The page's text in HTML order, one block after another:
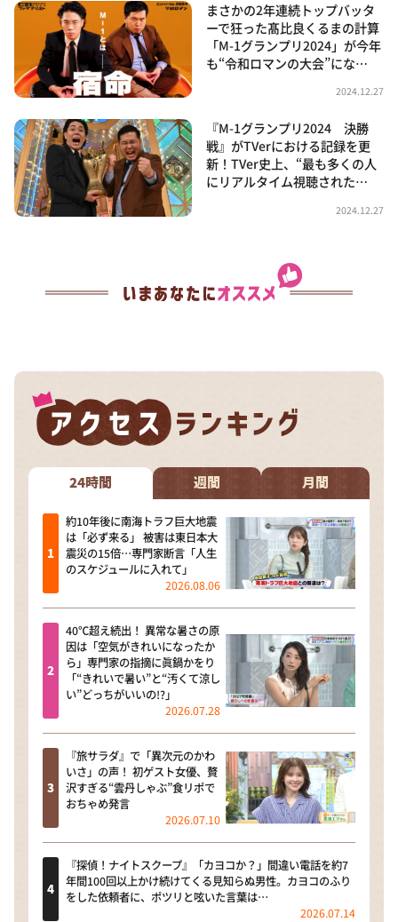
まさかの2年連続トップバッタ
ーで狂った髙比良くるまの計算
「M-1グランプリ2024」が今年
も“令和ロマンの大会”にな…
2024.12.27
『M-1グランプリ2024 決勝
戦』がTVerにおける記録を更
新！TVer史上、“最も多くの人
にリアルタイム視聴された…
2024.12.27
24時間 週間 月間
約10年後に南海トラフ巨大地震
は「必ず来る」 被害は東日本大
震災の15倍…専門家断言「人生
のスケジュールに入れて」
2026.08.06
40℃超え続出！ 異常な暑さの原
因は「空気がきれいになったか
ら」専門家の指摘に眞鍋かをり
「“きれいで暑い”と“汚くて涼し
い”どっちがいいの!?」
2026.07.28
『旅サラダ』で「異次元のかわ
いさ」の声！ 初ゲスト女優、贅
沢すぎる“雲丹しゃぶ”食リポで
おちゃめ発言
2026.07.10
『探偵！ナイトスクープ』「カヨコか？」間違い電話を約7
年間100回以上かけ続けてくる見知らぬ男性。カヨコのふり
をした依頼者に、ポツリと呟いた言葉は…
2026.07.14